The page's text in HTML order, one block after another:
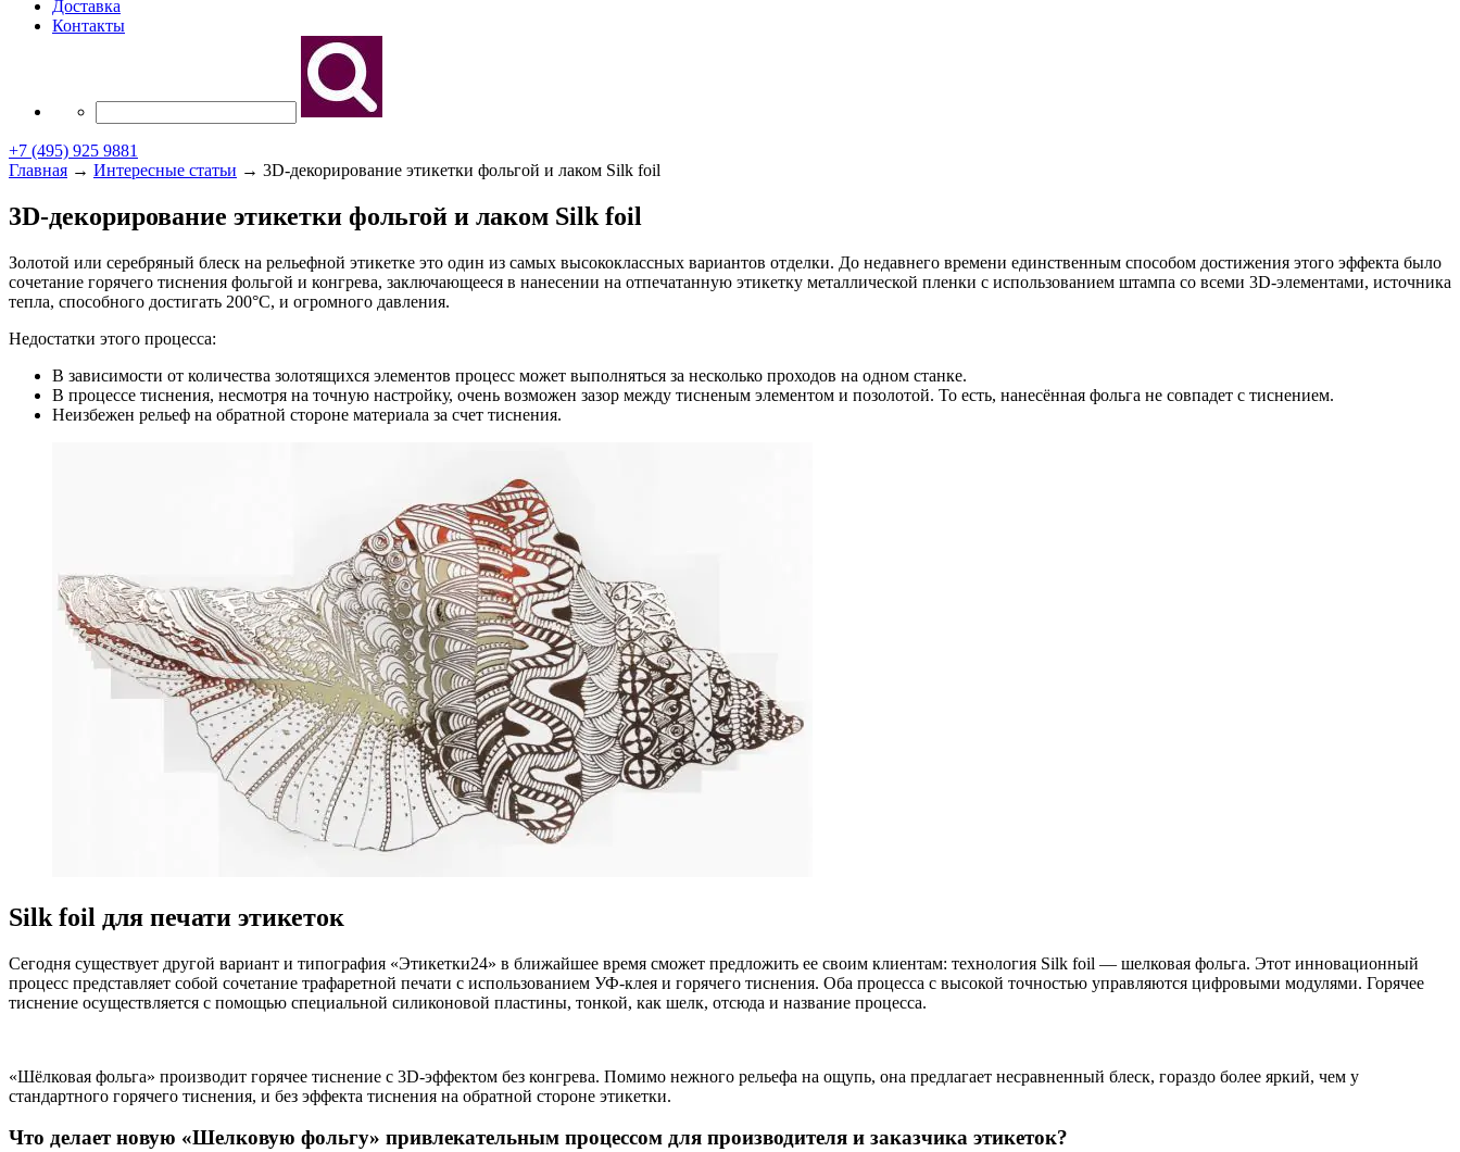
Доставка
Контакты
+7 (495) 925 9881
Главная → Интересные статьи → 3D-декорирование этикетки фольгой и лаком Silk foil
3D-декорирование этикетки фольгой и лаком Silk foil
Золотой или серебряный блеск на рельефной этикетке это один из самых высококлассных вариантов отделки. До недавнего времени единственным способом достижения этого эффекта было
сочетание горячего тиснения фольгой и конгрева, заключающееся в нанесении на отпечатанную этикетку металлической пленки с использованием штампа со всеми 3D-элементами, источника
тепла, способного достигать 200°С, и огромного давления.
Недостатки этого процесса:
В зависимости от количества золотящихся элементов процесс может выполняться за несколько проходов на одном станке.
В процессе тиснения, несмотря на точную настройку, очень возможен зазор между тисненым элементом и позолотой. То есть, нанесённая фольга не совпадет с тиснением.
Неизбежен рельеф на обратной стороне материала за счет тиснения.
Silk foil для печати этикеток
Сегодня существует другой вариант и типография «Этикетки24» в ближайшее время сможет предложить ее своим клиентам: технология Silk foil — шелковая фольга. Этот инновационный
процесс представляет собой сочетание трафаретной печати с использованием УФ-клея и горячего тиснения. Оба процесса с высокой точностью управляются цифровыми модулями. Горячее
тиснение осуществляется с помощью специальной силиконовой пластины, тонкой, как шелк, отсюда и название процесса.
«Шёлковая фольга» производит горячее тиснение с 3D-эффектом без конгрева. Помимо нежного рельефа на ощупь, она предлагает несравненный блеск, гораздо более яркий, чем у
стандартного горячего тиснения, и без эффекта тиснения на обратной стороне этикетки.
Что делает новую «Шелковую фольгу» привлекательным процессом для производителя и заказчика этикеток?